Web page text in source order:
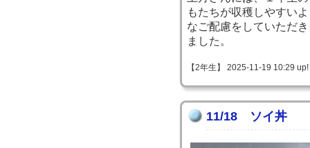
もたちが収穫しやすい
なご配慮をしていただ
ました。
【2年生】 2025-11-19 10:29 up!
11/18 ソイ丼